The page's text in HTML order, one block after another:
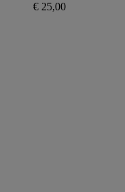
€ 25,00